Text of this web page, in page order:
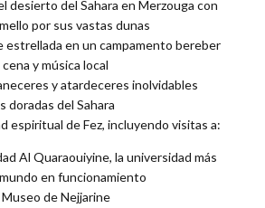
desierto del Sahara en Merzouga con
por sus vastas dunas
estrellada en un campamento bereber
y música local
y atardeceres inolvidables
doradas del Sahara
espiritual de Fez, incluyendo visitas a:
Al Quaraouiyine, la universidad más
en funcionamiento
de Nejjarine